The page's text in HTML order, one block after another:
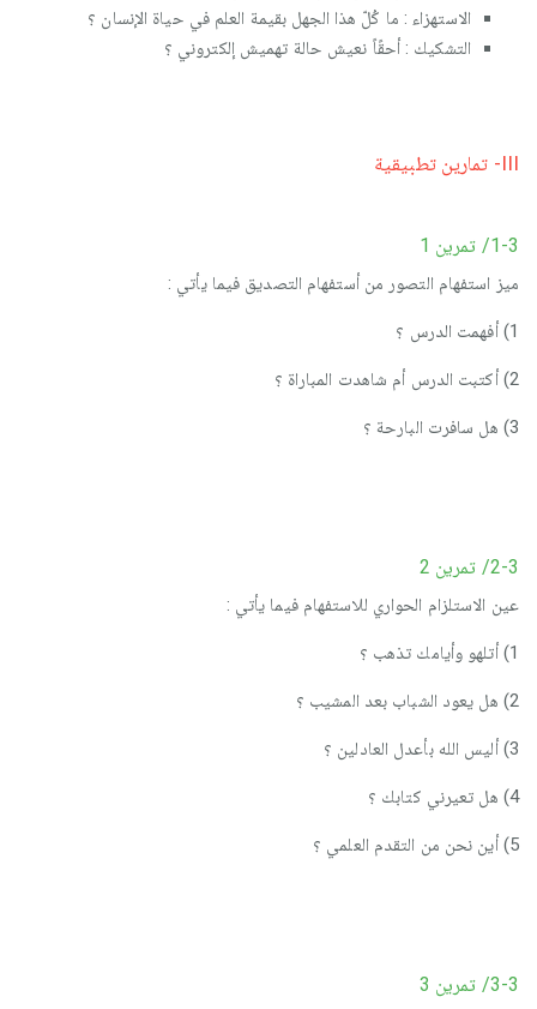
الاستهزاء : ما كُلّ هذا الجهل بقيمة العلم في حياة الإنسان ؟
التشكيك : أحقًاً نعيش حالة تهميش إلكتروني ؟
III- تمارين تطبيقية
1-3/ تمرين 1
ميز استفهام التصور من أستفهام التصديق فيما يأتي :
1) أفهمت الدرس ؟
2) أكتبت الدرس أم شاهدت المباراة ؟
3) هل سافرت البارحة ؟
2-3/ تمرين 2
عين الاستلزام الحواري للاستفهام فيما يأتي :
1) أتلهو وأيامك تذهب ؟
2) هل يعود الشباب بعد المشيب ؟
3) أليس الله بأعدل العادلين ؟
4) هل تعيرني كتابك ؟
5) أين نحن من التقدم العلمي ؟
3-3/ تمرين 3